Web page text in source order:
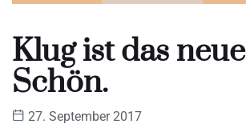
Klug ist das neue
Schön.
27. September 2017